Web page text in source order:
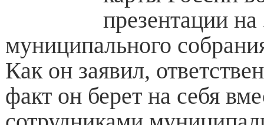
презентации на
муниципального
Как он заявил,
факт он берет на себя